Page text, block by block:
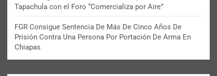
Tapachula con el Foro “Comercializa por Aire”
FGR Consigue Sentencia De Más De Cinco Años De
Prisión Contra Una Persona Por Portación De Arma En
Chiapas